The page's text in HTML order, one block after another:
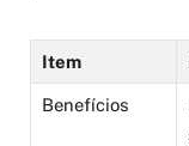
Item
Benefícios